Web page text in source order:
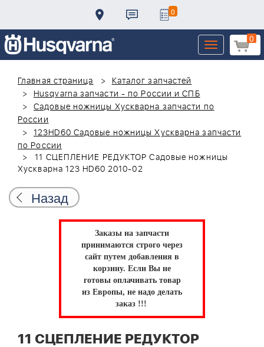
0
0
Toggle
navigation
Главная страница
Каталог запчастей
Husqvarna запчасти - по России и СПБ
Садовые ножницы Хускварна запчасти по
России
123HD60 Садовые ножницы Хускварна запчасти
по России
11 СЦЕПЛЕНИЕ РЕДУКТОР Садовые ножницы
Хускварна 123 HD60 2010-02
Назад
Заказы на запчасти
принимаются строго через
сайт путем добавления в
корзину. Если Вы не
готовы оплачивать товар
из Европы, не надо делать
заказ !!!
11 СЦЕПЛЕНИЕ РЕДУКТОР